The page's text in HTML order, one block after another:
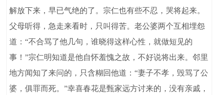
解放下来，早已气绝的了。宗仁也有些不忍，哭将起来。
父母听得，急走来看时，只叫得苦。老公婆两个互相埋怨
道：“不合骂了他几句，谁晓得这样心性，就做短见的
事！”宗仁明知道是他自怀羞愧之故，不好说将出来。邻里
地方闻知了来问的，只含糊回他道：“妻子不孝，毁骂了公
婆，俱罪而死。”幸喜春花是甄家远方讨来的，没有亲戚，